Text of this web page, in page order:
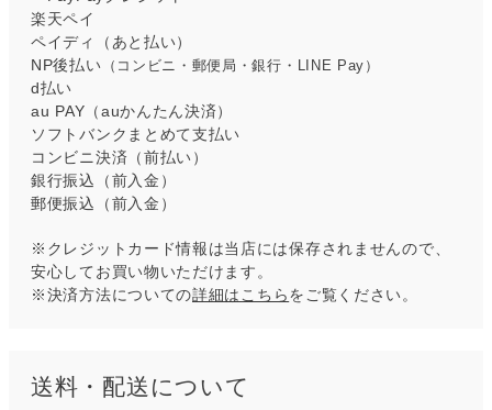
楽天ペイ
ペイディ（あと払い）
NP後払い （コンビニ・郵便局・銀行・LINE Pay）
d払い
au PAY（auかんたん決済）
ソフトバンクまとめて支払い
コンビニ決済（前払い）
銀行振込（前入金）
郵便振込（前入金）
※クレジットカード情報は当店には保存されませんので、
安心してお買い物いただけます。
※決済方法についての詳細はこちらをご覧ください。
送料・配送について